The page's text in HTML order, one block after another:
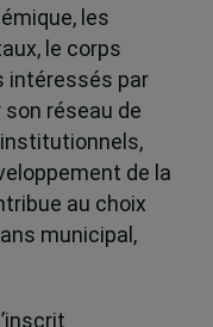
les
le corps
intéressés par
son réseau de
de la
au choix
municipal,